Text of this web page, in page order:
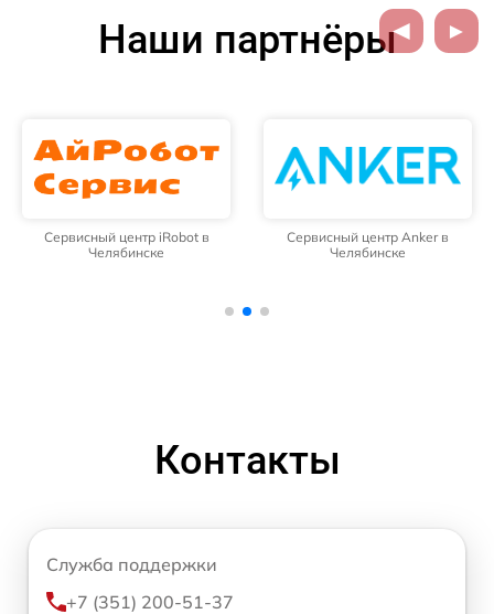
Наши партнёры
Сервисный центр iRobot в
Челябинске
Сервисный центр Anker в
Челябинске
Контакты
Служба поддержки
+7 (351) 200-51-37